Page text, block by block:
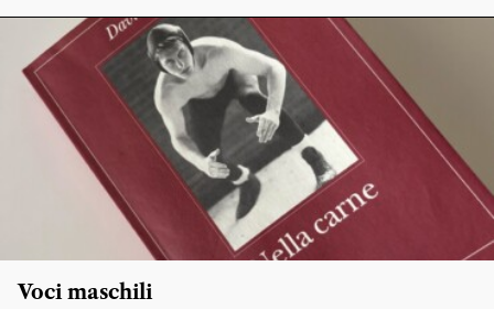
Voci maschili